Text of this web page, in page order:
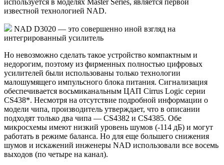
используется в моделях Master Series, является первой
известной технологией NAD.
NAD D3020 — это совершенно иной взгляд на
интегрированный усилитель
Но невозможно сделать такое устройство компактным и
недорогим, поэтому из фирменных полностью цифровых
усилителей были использованы только технологии
малошумящего импульсного блока питания. Сигнализация
обеспечивается восьмиканальным ЦАП Cirrus Logic серии
CS438*. Несмотря на отсутствие подробной информации о
модели чипа, производитель утверждает, что в описании
подходят только два чипа — CS4382 и CS4385. Обе
микросхемы имеют низкий уровень шумов (-114 дБ) и могут
работать в режиме баланса. Но для еще большего снижения
шумов и искажений инженеры NAD использовали все восемь
выходов (по четыре на канал).